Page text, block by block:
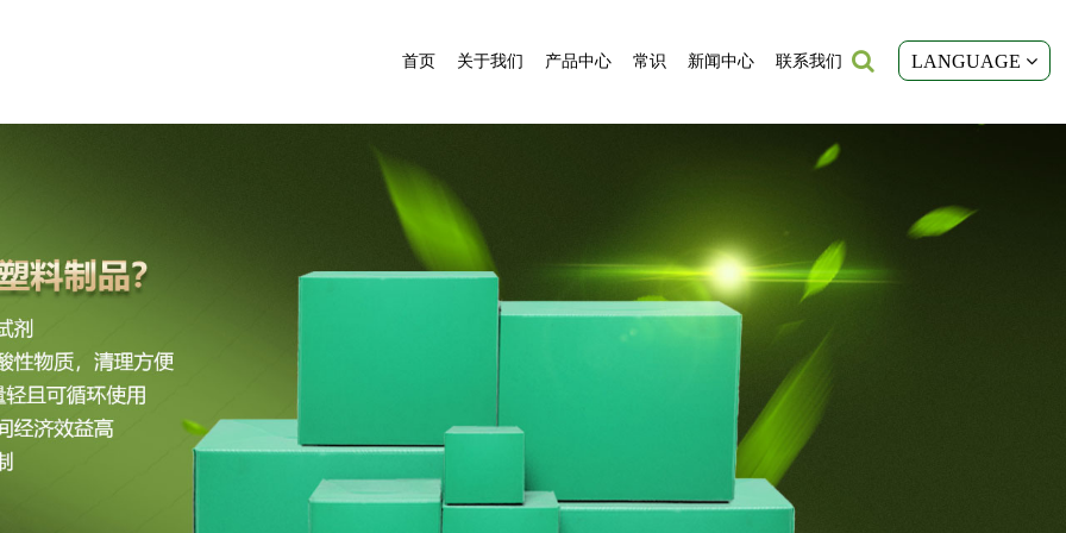
LANGUAGE
首页 关于我们 产品中心 常识 新闻中心 联系我们